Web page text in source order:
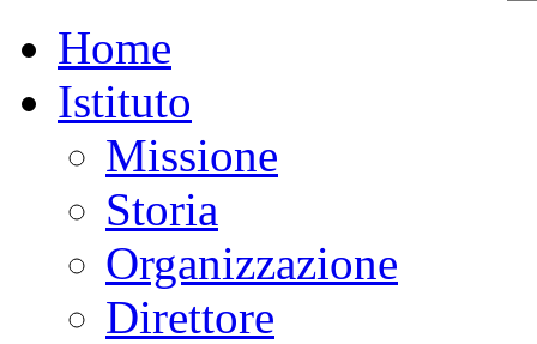
Home
Istituto
Missione
Storia
Organizzazione
Direttore